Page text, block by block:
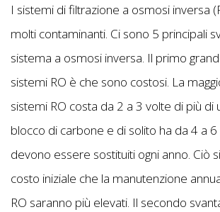
I sistemi di filtrazione a osmosi inversa
molti contaminanti. Ci sono 5 principali
sistema a osmosi inversa. Il primo
sistemi RO è che sono costosi. La
sistemi RO costa da 2 a 3 volte di più di
blocco di carbone e di solito ha da 4 a
devono essere sostituiti ogni anno. Ciò
costo iniziale che la manutenzione
RO saranno più elevati. Il secondo